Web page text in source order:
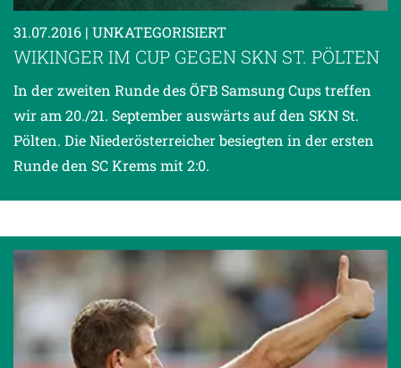
31.07.2016 | UNKATEGORISIERT
WIKINGER IM CUP GEGEN SKN ST. PÖLTEN
In der zweiten Runde des ÖFB Samsung Cups treffen
wir am 20./21. September auswärts auf den SKN St.
Pölten. Die Niederösterreicher besiegten in der ersten
Runde den SC Krems mit 2:0.